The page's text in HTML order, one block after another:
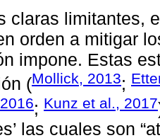
claras limitantes,
orden a mitigar
impone. Estas
(Mollick, 2013;
; Kunz et al., 2017
las cuales son